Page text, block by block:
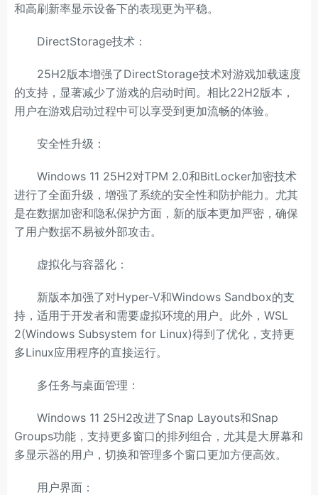
和高刷新率显示设备下的表现更为平稳。
DirectStorage技术：
25H2版本增强了DirectStorage技术对游戏加载速度
的支持，显著减少了游戏的启动时间。相比22H2版本，
用户在游戏启动过程中可以享受到更加流畅的体验。
安全性升级：
Windows 11 25H2对TPM 2.0和BitLocker加密技术
进行了全面升级，增强了系统的安全性和防护能力。尤其
是在数据加密和隐私保护方面，新的版本更加严密，确保
了用户数据不易被外部攻击。
虚拟化与容器化：
新版本加强了对Hyper-V和Windows Sandbox的支
持，适用于开发者和需要虚拟环境的用户。此外，WSL
2(Windows Subsystem for Linux)得到了优化，支持更
多Linux应用程序的直接运行。
多任务与桌面管理：
Windows 11 25H2改进了Snap Layouts和Snap
Groups功能，支持更多窗口的排列组合，尤其是大屏幕和
多显示器的用户，切换和管理多个窗口更加方便高效。
用户界面：